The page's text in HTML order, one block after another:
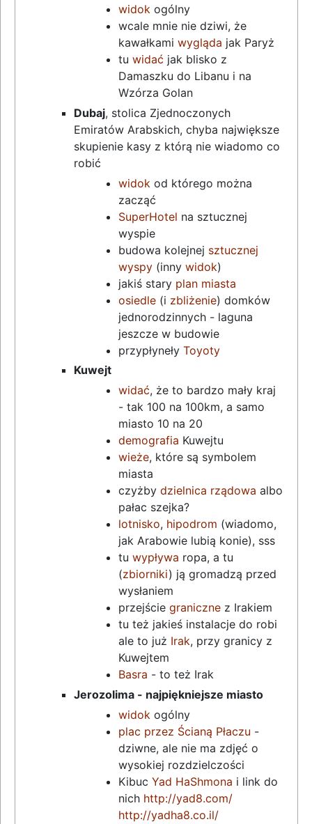
widok ogólny
wcale mnie nie dziwi, że
kawałkami wygląda jak Paryż
tu widać jak blisko z
Damaszku do Libanu i na
Wzórza Golan
Dubaj, stolica Zjednoczonych
Emiratów Arabskich, chyba największe
skupienie kasy z którą nie wiadomo co
robić
widok od którego można
zacząć
SuperHotel na sztucznej
wyspie
budowa kolejnej sztucznej
wyspy (inny widok)
jakiś stary plan miasta
osiedle (i zbliżenie) domków
jednorodzinnych - laguna
jeszcze w budowie
przypłyneły Toyoty
Kuwejt
widać, że to bardzo mały kraj
- tak 100 na 100km, a samo
miasto 10 na 20
demografia Kuwejtu
wieże, które są symbolem
miasta
czyżby dzielnica rządowa albo
pałac szejka?
lotnisko, hipodrom (wiadomo,
jak Arabowie lubią konie), sss
tu wypływa ropa, a tu
(zbiorniki) ją gromadzą przed
wysłaniem
przejście graniczne z Irakiem
tu też jakieś instalacje do robi
ale to już Irak, przy granicy z
Kuwejtem
Basra - to też Irak
Jerozolima - najpiękniejsze miasto
widok ogólny
plac przez Ścianą Płaczu -
dziwne, ale nie ma zdjęć o
wysokiej rozdzielczości
Kibuc Yad HaShmona i link do
nich http://yad8.com/
http://yadha8.co.il/